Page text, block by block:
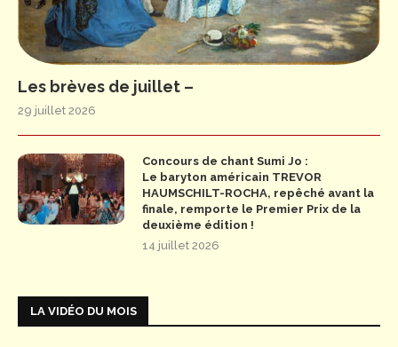
Les brèves de juillet –
29 juillet 2026
Concours de chant Sumi Jo :
Le baryton américain TREVOR
HAUMSCHILT-ROCHA, repêché avant la
finale, remporte le Premier Prix de la
deuxième édition !
14 juillet 2026
LA VIDÉO DU MOIS